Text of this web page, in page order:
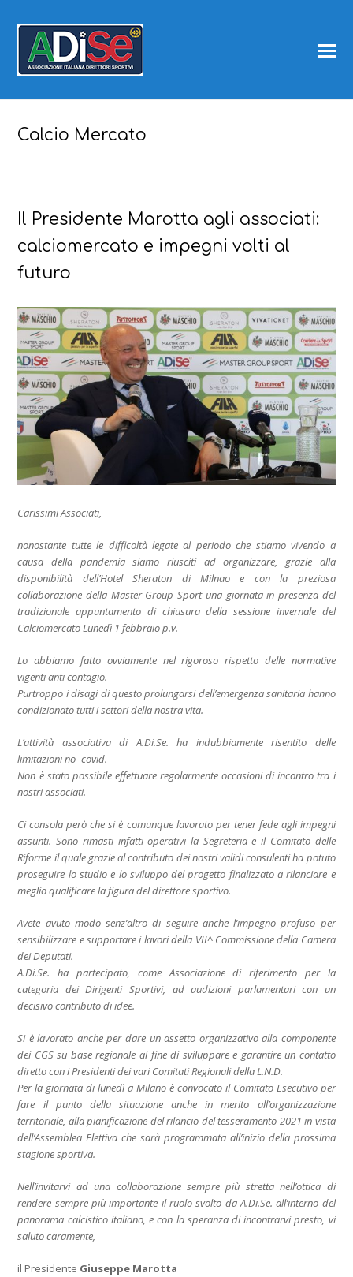
Calcio Mercato
Il Presidente Marotta agli associati:
calciomercato e impegni volti al
futuro
Carissimi Associati,
nonostante tutte le difficoltà legate al periodo che stiamo vivendo a
causa della pandemia siamo riusciti ad organizzare, grazie alla
disponibilità dell’Hotel Sheraton di Milnao e con la preziosa
collaborazione della Master Group Sport una giornata in presenza del
tradizionale appuntamento di chiusura della sessione invernale del
Calciomercato Lunedì 1 febbraio p.v.
Lo abbiamo fatto ovviamente nel rigoroso rispetto delle normative
vigenti anti contagio.
Purtroppo i disagi di questo prolungarsi dell’emergenza sanitaria hanno
condizionato tutti i settori della nostra vita.
L’attività associativa di A.Di.Se. ha indubbiamente risentito delle
limitazioni no- covid.
Non è stato possibile effettuare regolarmente occasioni di incontro tra i
nostri associati.
Ci consola però che si è comunque lavorato per tener fede agli impegni
assunti. Sono rimasti infatti operativi la Segreteria e il Comitato delle
Riforme il quale grazie al contributo dei nostri validi consulenti ha potuto
proseguire lo studio e lo sviluppo del progetto finalizzato a rilanciare e
meglio qualificare la figura del direttore sportivo.
Avete avuto modo senz’altro di seguire anche l’impegno profuso per
sensibilizzare e supportare i lavori della VII^ Commissione della Camera
dei Deputati.
A.Di.Se. ha partecipato, come Associazione di riferimento per la
categoria dei Dirigenti Sportivi, ad audizioni parlamentari con un
decisivo contributo di idee.
Si è lavorato anche per dare un assetto organizzativo alla componente
dei CGS su base regionale al fine di sviluppare e garantire un contatto
diretto con i Presidenti dei vari Comitati Regionali della L.N.D.
Per la giornata di lunedì a Milano è convocato il Comitato Esecutivo per
fare il punto della situazione anche in merito all’organizzazione
territoriale, alla pianificazione del rilancio del tesseramento 2021 in vista
dell’Assemblea Elettiva che sarà programmata all’inizio della prossima
stagione sportiva.
Nell’invitarvi ad una collaborazione sempre più stretta nell’ottica di
rendere sempre più importante il ruolo svolto da A.Di.Se. all’interno del
panorama calcistico italiano, e con la speranza di incontrarvi presto, vi
saluto caramente,
il Presidente Giuseppe Marotta